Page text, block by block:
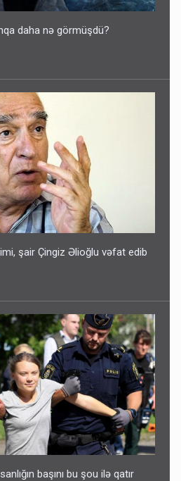
daha nə görmüşdü?
şair Çingiz Əlioğlu vəfat edib
başını bu şou ilə qatır